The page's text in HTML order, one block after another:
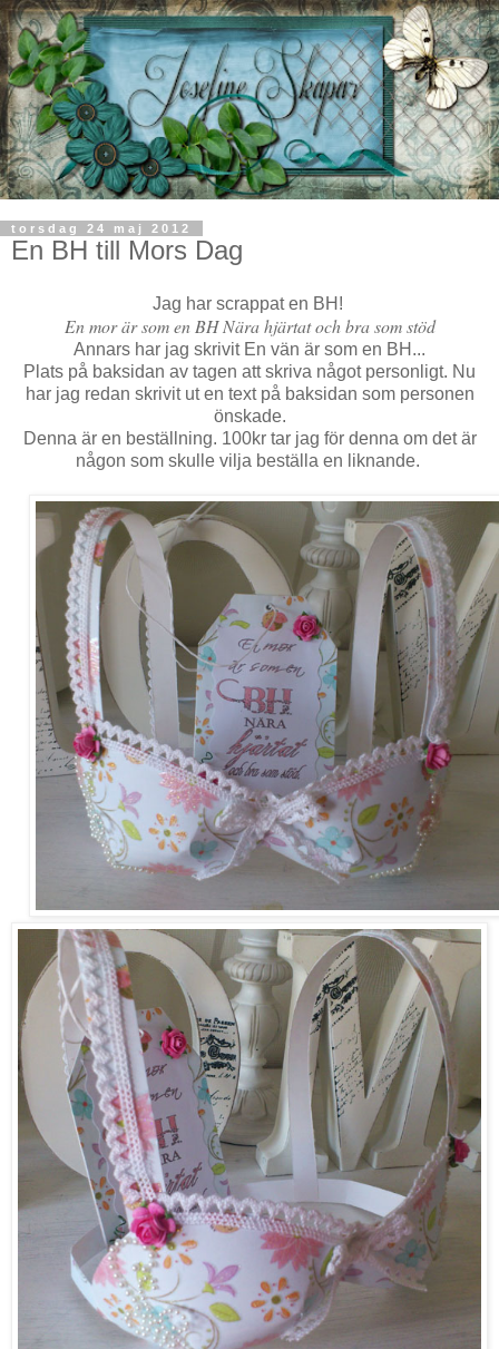
torsdag 24 maj 2012
En BH till Mors Dag
Jag har scrappat en BH!
En mor är som en BH Nära hjärtat och bra som stöd
Annars har jag skrivit En vän är som en BH...
Plats på baksidan av tagen att skriva något personligt. Nu
har jag redan skrivit ut en text på baksidan som personen
önskade.
Denna är en beställning. 100kr tar jag för denna om det är
någon som skulle vilja beställa en liknande.